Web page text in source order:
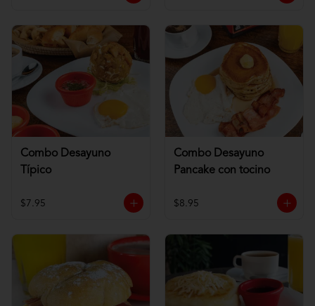
Combo Desayuno
Típico
$7.95
Combo Desayuno
Pancake con tocino
$8.95